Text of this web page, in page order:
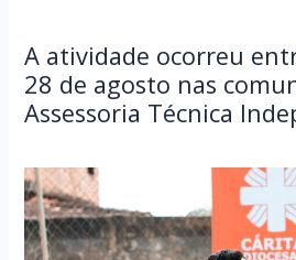
A atividade ocorreu
28 de agosto nas
Assessoria Técnica